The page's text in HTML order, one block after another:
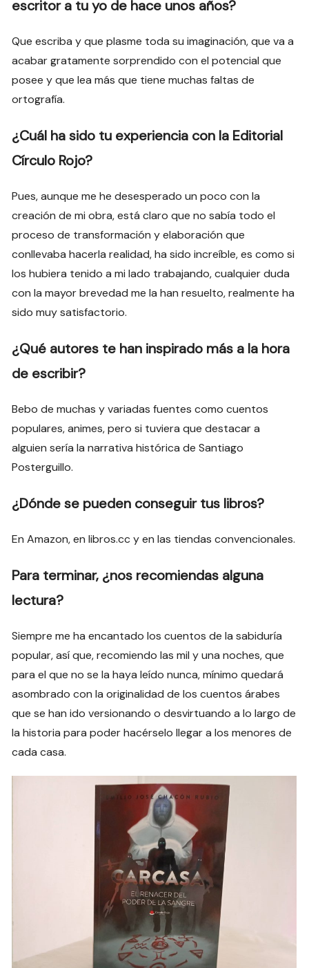
escritor a tu yo de hace unos años?
Que escriba y que plasme toda su imaginación, que va a
acabar gratamente sorprendido con el potencial que
posee y que lea más que tiene muchas faltas de
ortografía.
¿Cuál ha sido tu experiencia con la Editorial
Círculo Rojo?
Pues, aunque me he desesperado un poco con la
creación de mi obra, está claro que no sabía todo el
proceso de transformación y elaboración que
conllevaba hacerla realidad, ha sido increíble, es como si
los hubiera tenido a mi lado trabajando, cualquier duda
con la mayor brevedad me la han resuelto, realmente ha
sido muy satisfactorio.
¿Qué autores te han inspirado más a la hora
de escribir?
Bebo de muchas y variadas fuentes como cuentos
populares, animes, pero si tuviera que destacar a
alguien sería la narrativa histórica de Santiago
Posterguillo.
¿Dónde se pueden conseguir tus libros?
En Amazon, en libros.cc y en las tiendas convencionales.
Para terminar, ¿nos recomiendas alguna
lectura?
Siempre me ha encantado los cuentos de la sabiduría
popular, así que, recomiendo las mil y una noches, que
para el que no se la haya leído nunca, mínimo quedará
asombrado con la originalidad de los cuentos árabes
que se han ido versionando o desvirtuando a lo largo de
la historia para poder hacérselo llegar a los menores de
cada casa.